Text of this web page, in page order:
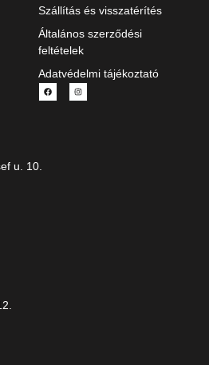
Szállítás és visszatérítés
Általános szerződési
feltételek
Adatvédelmi tájékoztató
u. 10.